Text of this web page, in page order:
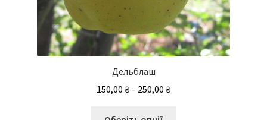
Дельблаш
150,00 ₴– 250,00 ₴Діапазон